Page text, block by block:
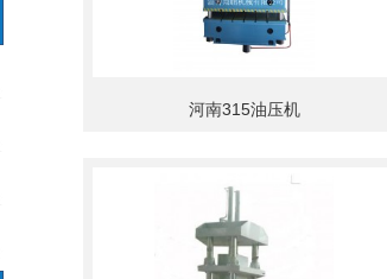
河南315油压机